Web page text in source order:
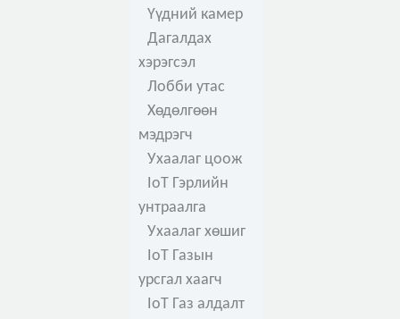
Үүдний камер
Дагалдах
хэрэгсэл
Лобби утас
Хөдөлгөөн
мэдрэгч
Ухаалаг цоож
IoT Гэрлийн
унтраалга
Ухаалаг хөшиг
IoT Газын
урсгал хаагч
IoT Газ алдалт